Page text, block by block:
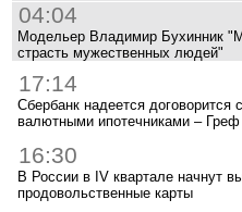
04:04
Модельер Владимир Бухинник
страсть мужественных людей"
17:14
Сбербанк надеется договорится
валютными ипотечниками – Греф
16:30
В России в IV квартале начнут
продовольственные карты